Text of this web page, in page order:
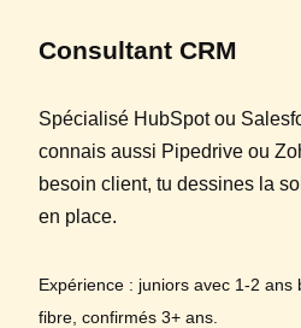
Consultant CRM
Spécialisé HubSpot ou
connais aussi Pipedrive ou
besoin client, tu dessines la
en place.
Expérience : juniors avec 1-2 ans
fibre, confirmés 3+ ans.